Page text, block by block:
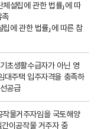
설립에 관한 법률」에 따
족
에 관한 법률」에 따른 참
초생활수급자가 아닌 영
대주택 입주자격을 충족하
공급
물거주자임을 국토해양
이공작물 거주자 중